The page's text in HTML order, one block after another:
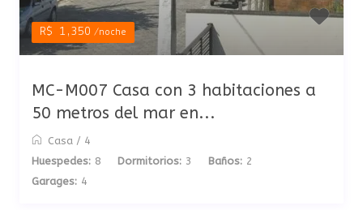
R$ 1,350/noche
MC-M007 Casa con 3 habitaciones a
50 metros del mar en...
Casa / 4
Huespedes: 8 Dormitorios: 3 Baños: 2
Garages: 4